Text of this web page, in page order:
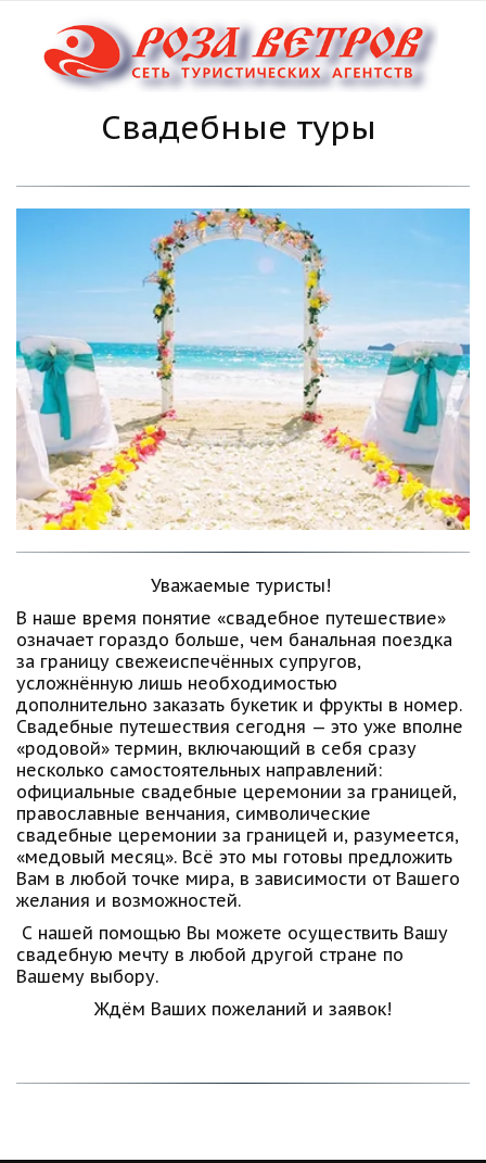
Свадебные туры
Уважаемые туристы!
В наше время понятие «свадебное путешествие»
означает гораздо больше, чем банальная поездка
за границу свежеиспечённых супругов,
усложнённую лишь необходимостью
дополнительно заказать букетик и фрукты в номер.
Свадебные путешествия сегодня — это уже вполне
«родовой» термин, включающий в себя сразу
несколько самостоятельных направлений:
официальные свадебные церемонии за границей,
православные венчания, символические
свадебные церемонии за границей и, разумеется,
«медовый месяц». Всё это мы готовы предложить
Вам в любой точке мира, в зависимости от Вашего
желания и возможностей.
свадебную мечту в любой другой стране по
Вашему выбору.
Ждём Ваших пожеланий и заявок!